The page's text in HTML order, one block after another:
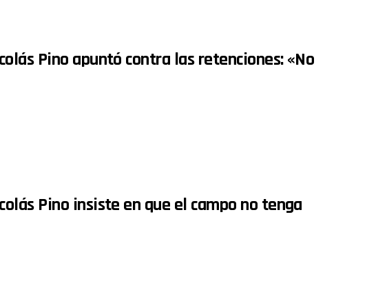
Pino apuntó contra las retenciones: «No
Pino insiste en que el campo no tenga